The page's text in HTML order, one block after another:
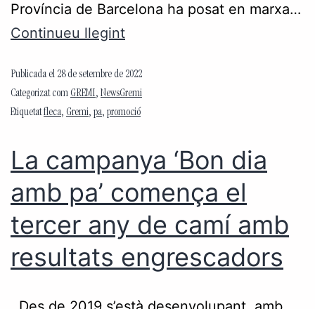
Província de Barcelona ha posat en marxa…
Continueu llegint
Publicada el 28 de setembre de 2022
Categorizat com GREMI, NewsGremi
Etiquetatfleca, Gremi, pa, promoció
La campanya ‘Bon dia
amb pa’ comença el
tercer any de camí amb
resultats engrescadors